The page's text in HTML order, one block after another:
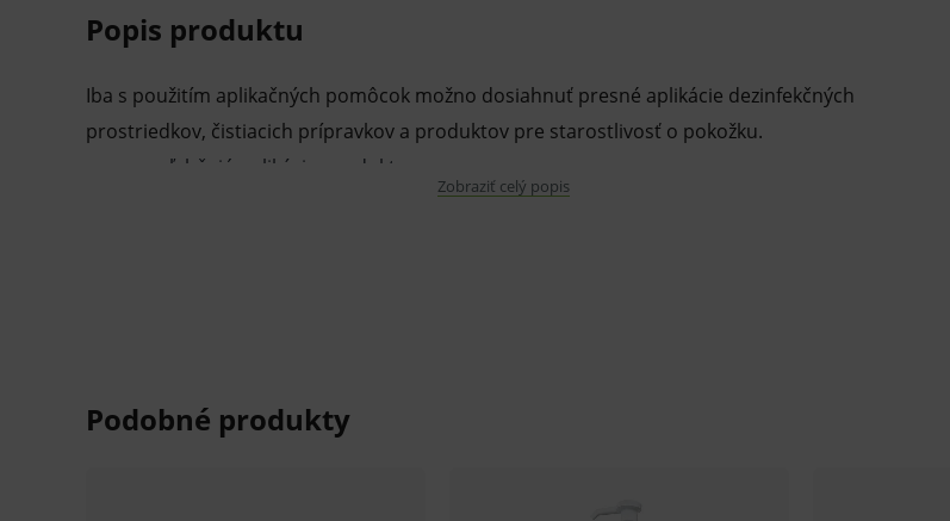
Popis produktu
Iba s použitím aplikačných pomôcok možno dosiahnuť presné aplikácie dezinfekčných
prostriedkov, čistiacich prípravkov a produktov pre starostlivosť o pokožku.
uľahčujú aplikáciu produktov
Zobraziť celý popis